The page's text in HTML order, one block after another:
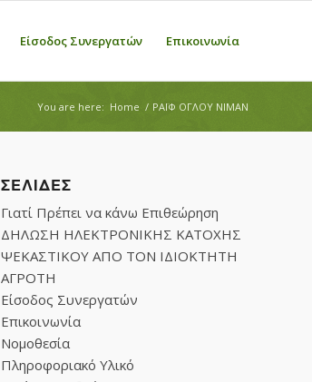
Είσοδος Συνεργατών Επικοινωνία
You are here: Home / ΡΑΪΦ ΟΓΛΟΥ ΝΙΜΑΝ
ΣΕΛΊΔΕΣ
Γιατί Πρέπει να κάνω Επιθεώρηση
ΔΗΛΩΣΗ ΗΛΕΚΤΡΟΝΙΚΗΣ ΚΑΤΟΧΗΣ
ΨΕΚΑΣΤΙΚΟΥ ΑΠΟ ΤΟΝ ΙΔΙΟΚΤΗΤΗ
ΑΓΡΟΤΗ
Είσοδος Συνεργατών
Επικοινωνία
Νομοθεσία
Πληροφοριακό Υλικό